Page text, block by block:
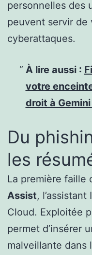
personnelles des
peuvent servir de
cyberattaques.
À lire aussi :
votre
droit à Gemini
Du
les
La première faille
Assist,
Cloud. Exploitée
permet d’insérer
malveillante dans